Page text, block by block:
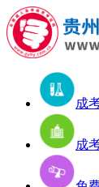
成
成